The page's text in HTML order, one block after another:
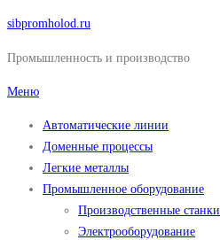
Перейти
содержимому
sibpromholod.ru
Промышленность и производство
Меню
Автоматические линии
Доменные процессы
Легкие металлы
Промышленное оборудование
Производственные станки
Электрооборудование